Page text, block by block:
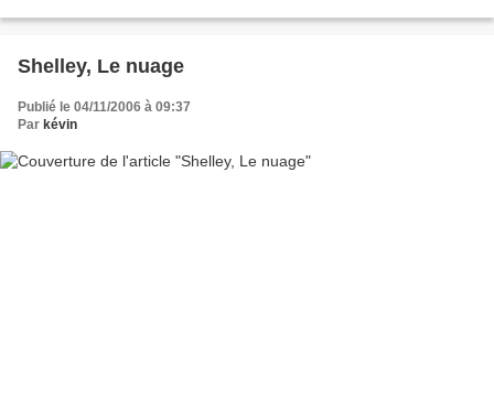
Shelley, Le nuage
Publié le 04/11/2006 à 09:37
Par kévin